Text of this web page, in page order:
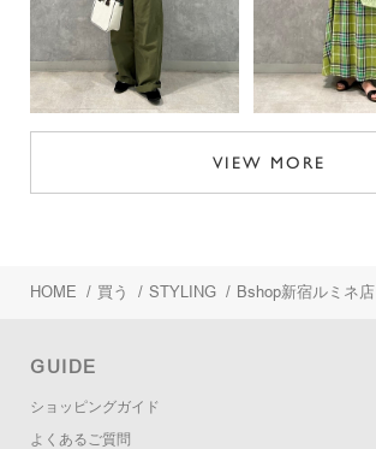
VIEW MORE
HOME / 買う / STYLING / Bshop新宿ルミネ店
GUIDE
ショッピングガイド
よくあるご質問